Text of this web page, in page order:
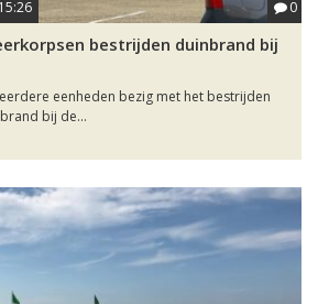
0
bestrijden duinbrand bij
eenheden bezig met het bestrijden
bij de...